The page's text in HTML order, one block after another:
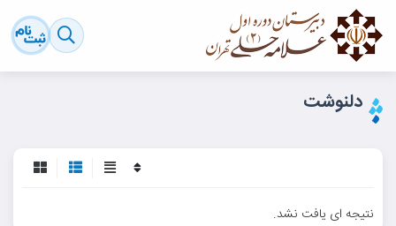
دلنوشت
نتیجه ای یافت نشد.